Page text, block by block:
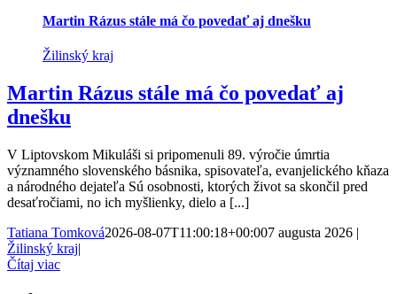
Martin Rázus stále má čo povedať aj dnešku
Žilinský kraj
Martin Rázus stále má čo povedať aj
dnešku
V Liptovskom Mikuláši si pripomenuli 89. výročie úmrtia
významného slovenského básnika, spisovateľa, evanjelického kňaza
a národného dejateľa Sú osobnosti, ktorých život sa skončil pred
desaťročiami, no ich myšlienky, dielo a [...]
Tatiana Tomková2026-08-07T11:00:18+00:007 augusta 2026 |
Žilinský kraj|
Čítaj viac